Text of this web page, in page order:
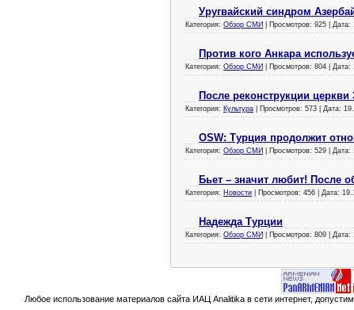
Уругвайский синдром
Категория: Обзор СМИ | Просмотров: 925 | Дата:
Против кого Анкара
Категория: Обзор СМИ | Просмотров: 804 | Дата:
После реконструкции
Категория: Культура | Просмотров: 573 | Дата:
OSW: Турция продолжит
Категория: Обзор СМИ | Просмотров: 529 | Дата:
Бьет – значит любит! После
Категория: Новости | Просмотров: 456 | Дата:
Надежда Турции
Категория: Обзор СМИ | Просмотров: 809 | Дата:
Любое использование материалов сайта ИАЦ Analitika в сети интернет,